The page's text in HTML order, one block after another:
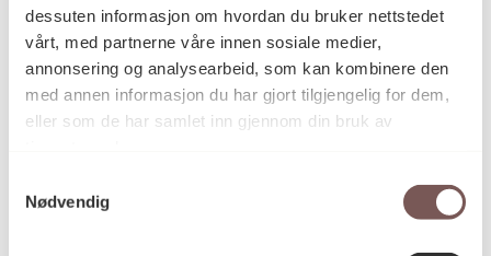
dessuten informasjon om hvordan du bruker nettstedet
vårt, med partnerne våre innen sosiale medier,
annonsering og analysearbeid, som kan kombinere den
med annen informasjon du har gjort tilgjengelig for dem,
eller som de har samlet inn gjennom din bruk av
Nødvendig
materiale
Figurskjærte bjerkefinér,
akrylmaling